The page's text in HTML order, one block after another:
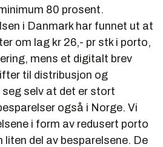
80 prosent.
i Danmark har funnet ut at
om lag kr 26,- pr stk i porto,
mens et digitalt brev
til distribusjon og
selv at det er stort
også i Norge. Vi
i form av redusert porto
liten del av besparelsene. De